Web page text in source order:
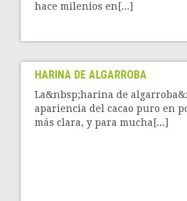
hace milenios en[...]
HARINA DE ALGARROBA
La&nbsp;harina de
apariencia del cacao puro en
más clara, y para mucha[...]